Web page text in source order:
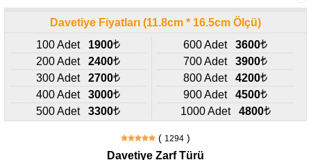
Davetiye Fiyatları (11.8cm * 16.5cm Ölçü)
100 Adet
1900
200 Adet
2400
300 Adet
2700
400 Adet
3000
500 Adet
3300
600 Adet
3600
700 Adet
3900
800 Adet
4200
900 Adet
4500
1000 Adet
4800
( 1294 )
Davetiye Zarf Türü